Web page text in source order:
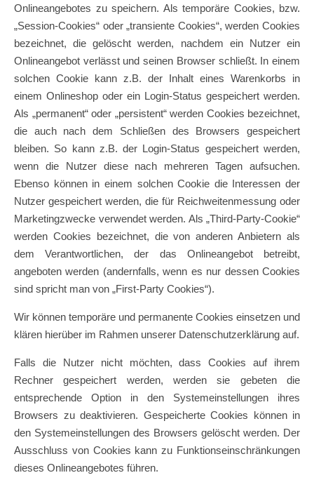
Onlineangebotes zu speichern. Als temporäre Cookies, bzw.
„Session-Cookies“ oder „transiente Cookies“, werden Cookies
bezeichnet, die gelöscht werden, nachdem ein Nutzer ein
Onlineangebot verlässt und seinen Browser schließt. In einem
solchen Cookie kann z.B. der Inhalt eines Warenkorbs in
einem Onlineshop oder ein Login-Status gespeichert werden.
Als „permanent“ oder „persistent“ werden Cookies bezeichnet,
die auch nach dem Schließen des Browsers gespeichert
bleiben. So kann z.B. der Login-Status gespeichert werden,
wenn die Nutzer diese nach mehreren Tagen aufsuchen.
Ebenso können in einem solchen Cookie die Interessen der
Nutzer gespeichert werden, die für Reichweitenmessung oder
Marketingzwecke verwendet werden. Als „Third-Party-Cookie“
werden Cookies bezeichnet, die von anderen Anbietern als
dem Verantwortlichen, der das Onlineangebot betreibt,
angeboten werden (andernfalls, wenn es nur dessen Cookies
sind spricht man von „First-Party Cookies“).
Wir können temporäre und permanente Cookies einsetzen und
klären hierüber im Rahmen unserer Datenschutzerklärung auf.
Falls die Nutzer nicht möchten, dass Cookies auf ihrem
Rechner gespeichert werden, werden sie gebeten die
entsprechende Option in den Systemeinstellungen ihres
Browsers zu deaktivieren. Gespeicherte Cookies können in
den Systemeinstellungen des Browsers gelöscht werden. Der
Ausschluss von Cookies kann zu Funktionseinschränkungen
dieses Onlineangebotes führen.